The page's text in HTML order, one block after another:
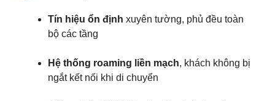
Tín hiệu ổn định xuyên tường, phủ đều toàn
bộ các tầng
Hệ thống roaming liền mạch, khách không bị
ngắt kết nối khi di chuyển